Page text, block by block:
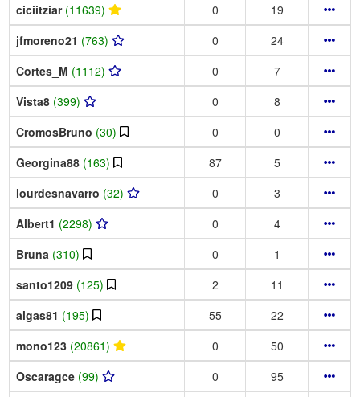
ciciitziar (11639) 0
19
jfmoreno21 (763) 0
24
Cortes_M (1112) 0
7
Vista8 (399) 0
8
CromosBruno (30) 0
0
Georgina88 (163) 87
5
lourdesnavarro (32) 0
3
Albert1 (2298) 0
4
Bruna (310) 0
1
santo1209 (125) 2
11
algas81 (195) 55
22
mono123 (20861) 0
50
Oscaragce (99) 0
95